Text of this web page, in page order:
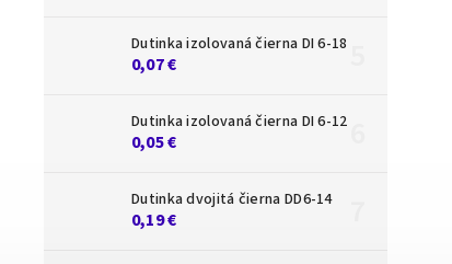
Dutinka izolovaná čierna DI 6-18
0,07 €
Dutinka izolovaná čierna DI 6-12
0,05 €
Dutinka dvojitá čierna DD6-14
0,19 €